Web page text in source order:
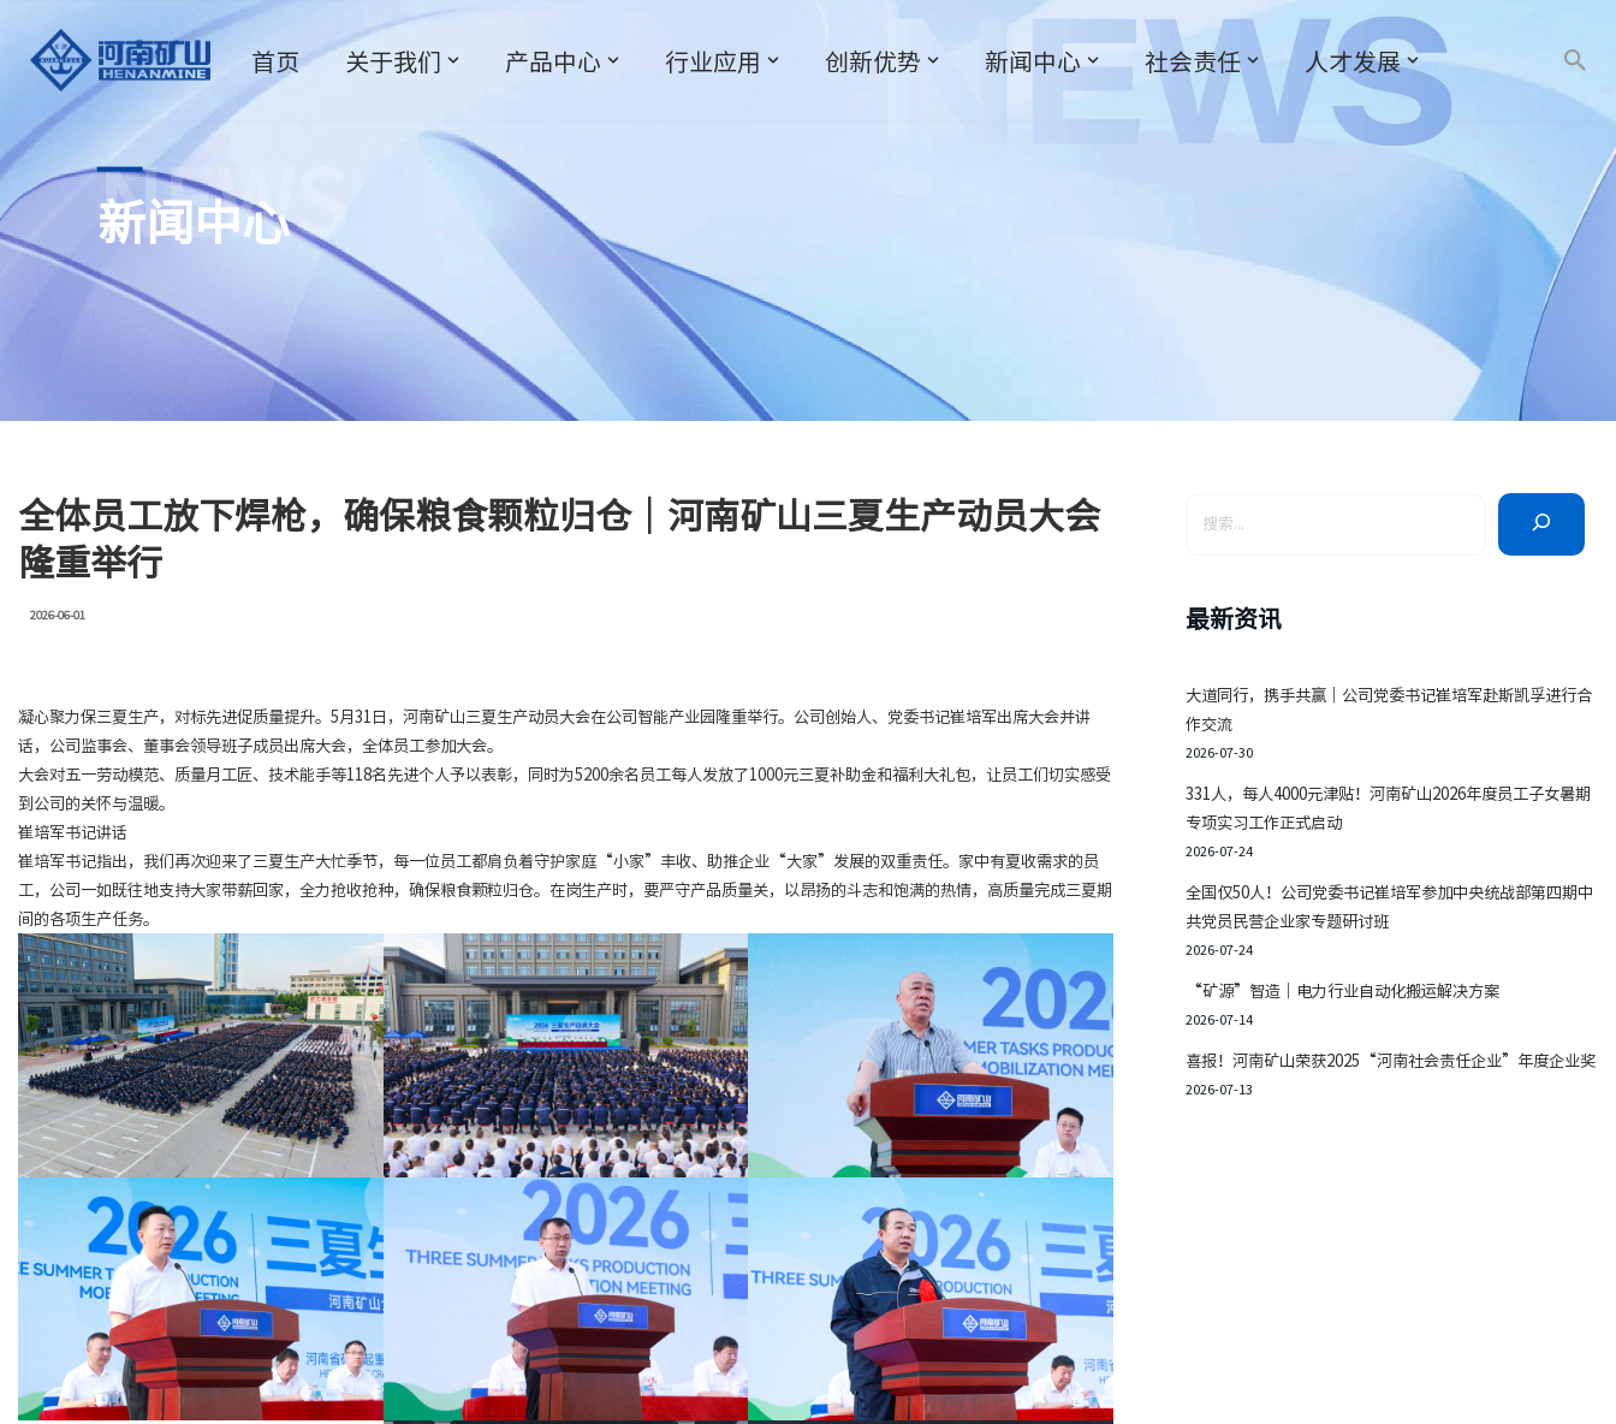
跳
正
文
首页 关于我们 产品中心 行业应用 创新优势 新闻中心 社会责任 人才发展
NEWS
新闻中心
全体员工放下焊枪，确保粮食颗粒归仓｜河南矿山三夏生产动员大会
隆重举行
2026-06-01
凝心聚力保三夏生产，对标先进促质量提升。5月31日，河南矿山三夏生产动员大会在公司智能产业园隆重举行。公司创始人、党委书记崔培军出席大会并讲
话，公司监事会、董事会领导班子成员出席大会，全体员工参加大会。
大会对五一劳动模范、质量月工匠、技术能手等118名先进个人予以表彰，同时为5200余名员工每人发放了1000元三夏补助金和福利大礼包，让员工们切实感受
到公司的关怀与温暖。
崔培军书记讲话
崔培军书记指出，我们再次迎来了三夏生产大忙季节，每一位员工都肩负着守护家庭“小家”丰收、助推企业“大家”发展的双重责任。家中有夏收需求的员
工，公司一如既往地支持大家带薪回家，全力抢收抢种，确保粮食颗粒归仓。在岗生产时，要严守产品质量关，以昂扬的斗志和饱满的热情，高质量完成三夏期
间的各项生产任务。
最新资讯
大道同行，携手共赢｜公司党委书记崔培军赴斯凯孚进行合
作交流
2026-07-30
331人，每人4000元津贴！河南矿山2026年度员工子女暑期
专项实习工作正式启动
2026-07-24
全国仅50人！公司党委书记崔培军参加中央统战部第四期中
共党员民营企业家专题研讨班
2026-07-24
“矿源”智造｜电力行业自动化搬运解决方案
2026-07-14
喜报！河南矿山荣获2025“河南社会责任企业”年度企业奖
2026-07-13